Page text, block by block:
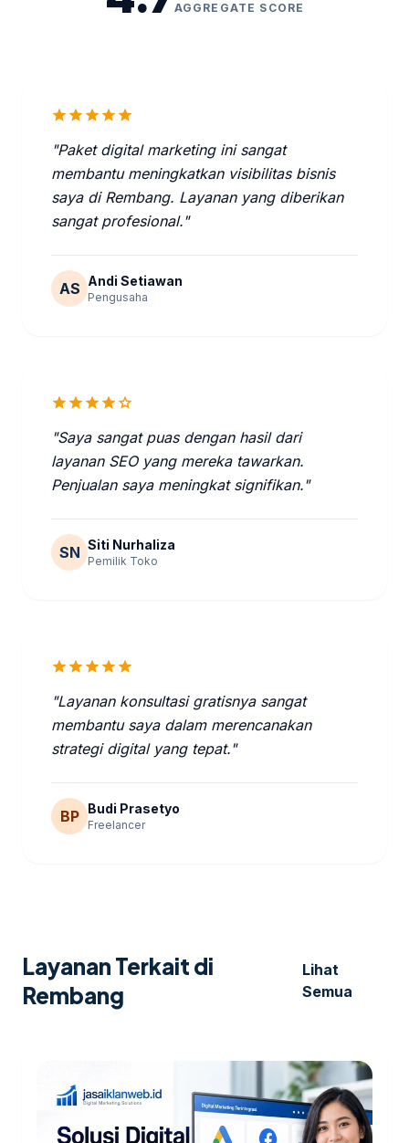
AGGREGATE SCORE
starstarstarstarstar
"Paket digital marketing ini sangat
membantu meningkatkan visibilitas bisnis
saya di Rembang. Layanan yang diberikan
sangat profesional."
AS Andi Setiawan
Pengusaha
starstarstarstarstar
"Saya sangat puas dengan hasil dari
layanan SEO yang mereka tawarkan.
Penjualan saya meningkat signifikan."
SN Siti Nurhaliza
Pemilik Toko
starstarstarstarstar
"Layanan konsultasi gratisnya sangat
membantu saya dalam merencanakan
strategi digital yang tepat."
BP Budi Prasetyo
Freelancer
Layanan Terkait di
Rembang
Lihat
Semua